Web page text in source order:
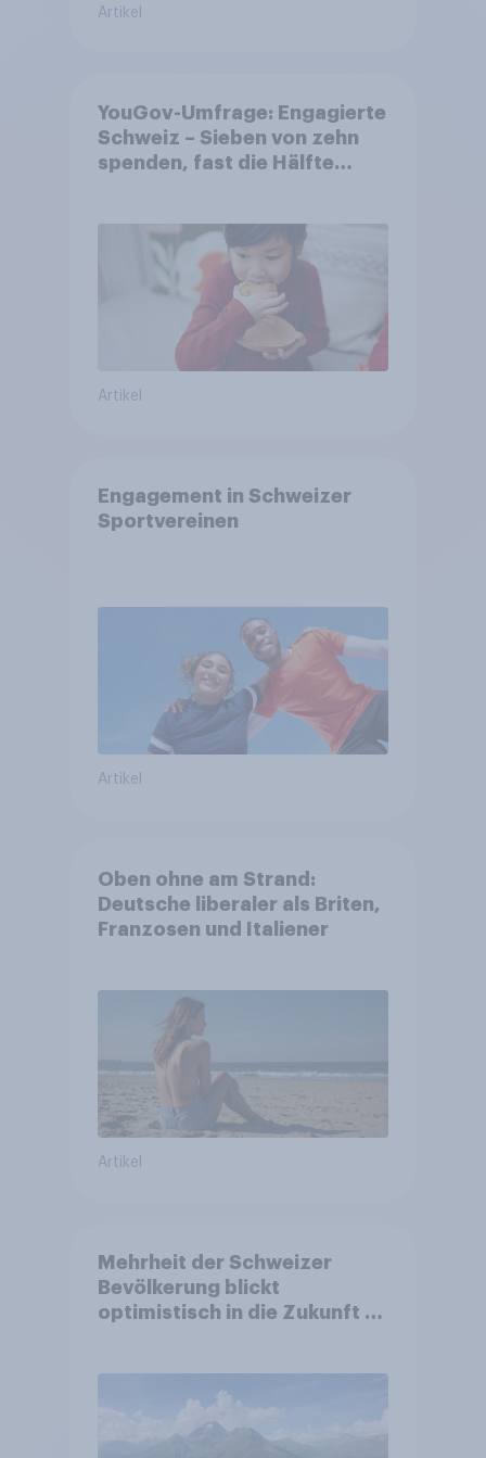
Artikel
YouGov-Umfrage: Engagierte
Schweiz – Sieben von zehn
spenden, fast die Hälfte
Artikel
Engagement in Schweizer
Sportvereinen
Artikel
Oben ohne am Strand:
Deutsche liberaler als Briten,
Franzosen und Italiener
Artikel
Mehrheit der Schweizer
Bevölkerung blickt
optimistisch in die Zukunft –
Altersvorsorge